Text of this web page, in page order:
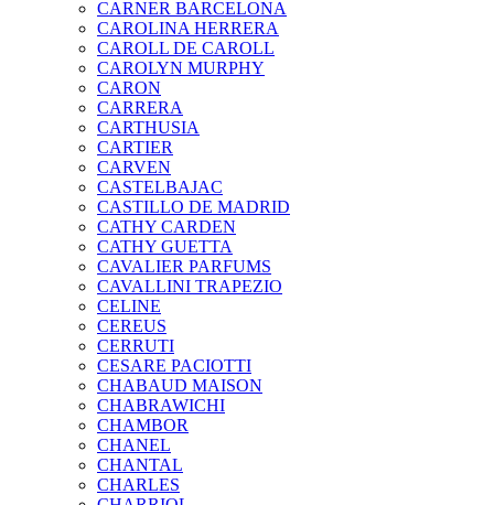
CARNER BARCELONA
CAROLINA HERRERA
CAROLL DE CAROLL
CAROLYN MURPHY
CARON
CARRERA
CARTHUSIA
CARTIER
CARVEN
CASTELBAJAC
CASTILLO DE MADRID
CATHY CARDEN
CATHY GUETTA
CAVALIER PARFUMS
CAVALLINI TRAPEZIO
CELINE
CEREUS
CERRUTI
CESARE PACIOTTI
CHABAUD MAISON
CHABRAWICHI
CHAMBOR
CHANEL
CHANTAL
CHARLES